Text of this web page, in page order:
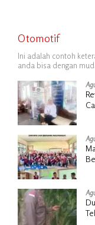
Otomotif
Ini adalah contoh
anda bisa dengan